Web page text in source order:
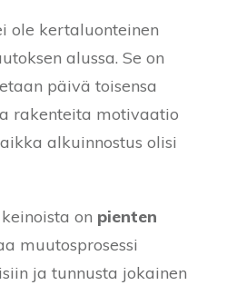
ole kertaluonteinen
alussa. Se on
päivä toisensa
rakenteita motivaatio
alkuinnostus olisi
on pienten
muutosprosessi
ja tunnusta jokainen